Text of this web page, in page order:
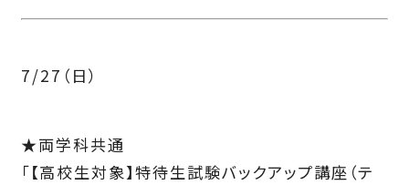
7/27（日）
★両学科共通
「【高校生対象】特待生試験バックアップ講座（テ